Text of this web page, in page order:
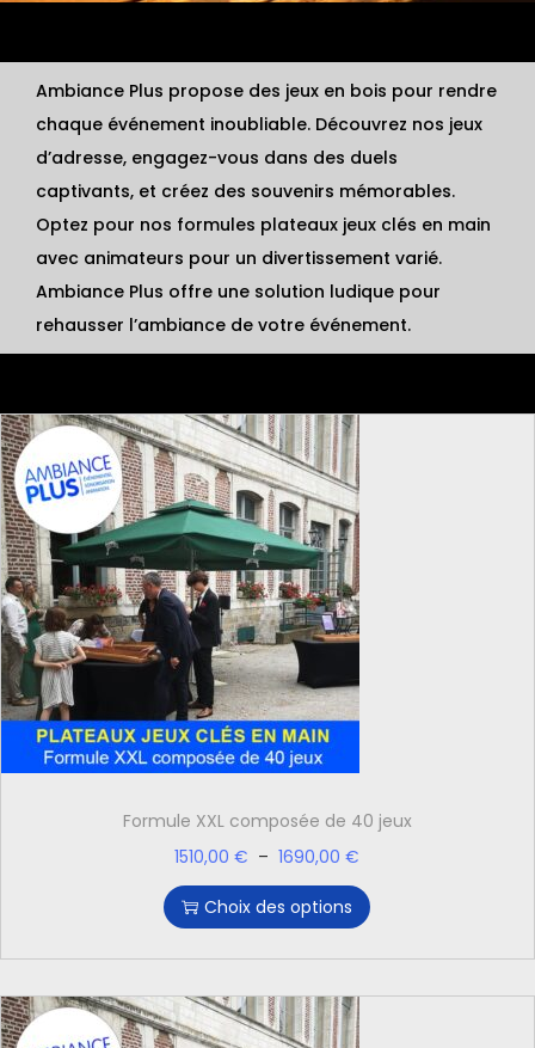
Ambiance Plus propose des jeux en bois pour rendre
chaque événement inoubliable. Découvrez nos jeux
d’adresse, engagez-vous dans des duels
captivants, et créez des souvenirs mémorables.
Optez pour nos formules plateaux jeux clés en main
avec animateurs pour un divertissement varié.
Ambiance Plus offre une solution ludique pour
rehausser l’ambiance de votre événement.
Formule XXL composée de 40 jeux
1510,00€ – 1690,00€
Choix des options